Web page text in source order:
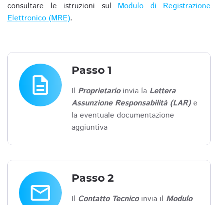
consultare le istruzioni sul Modulo di Registrazione
Elettronico (MRE).
description
Passo 1
Il Proprietarioinvia la Lettera
Assunzione Responsabilità (LAR)e
la eventuale documentazione
aggiuntiva
email
Passo 2
Il Contatto Tecnicoinvia il Modulo